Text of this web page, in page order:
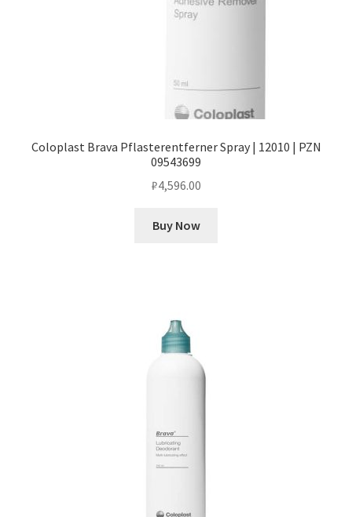
Coloplast Brava Pflasterentferner Spray | 12010 | PZN
09543699
₽4,596.00
Buy Now